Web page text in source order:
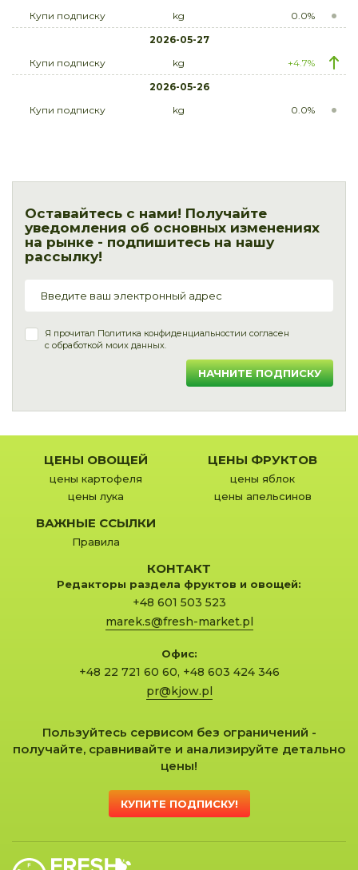
Купи подписку
kg
0.0%
2026-05-27
Купи подписку
kg
+4.7%
2026-05-26
Купи подписку
kg 0.0%
Оставайтесь с нами! Получайте
уведомления об основных изменениях
на рынке - подпишитесь на нашу
рассылку!
Я прочитал Политика конфиденциальностии согласен
с обработкой моих данных.
НАЧНИТЕ ПОДПИСКУ
ЦЕНЫ ОВОЩЕЙ
цены картофеля
цены лука
ЦЕНЫ ФРУКТОВ
цены яблок
цены апельсинов
ВАЖНЫЕ ССЫЛКИ
Правила
КОНТАКТ
Редакторы раздела фруктов и овощей:
+48 601 503 523
marek.s@fresh-market.pl
Офис:
+48 22 721 60 60, +48 603 424 346
pr@kjow.pl
Пользуйтесь сервисом без ограничений -
получайте, сравнивайте и анализируйте детально
цены!
КУПИТЕ ПОДПИСКУ!